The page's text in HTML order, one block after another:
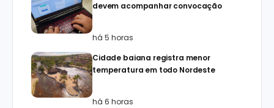
devem acompanhar convocação
há 5 horas
Cidade baiana registra menor
temperatura em todo Nordeste
há 6 horas